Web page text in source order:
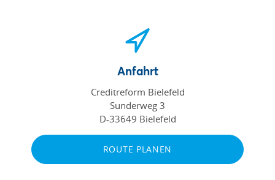
Anfahrt
Creditreform Bielefeld
Sunderweg 3
D-33649 Bielefeld
ROUTE PLANEN